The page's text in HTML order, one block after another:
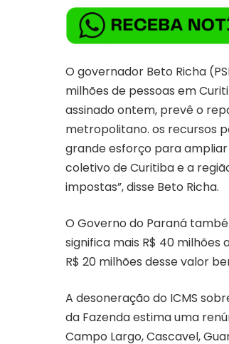
O governador Beto Richa
milhões de pessoas em
assinado ontem, prevê o
metropolitano. os recursos
grande esforço para
coletivo de Curitiba e a
impostas”, disse Beto Richa.
O Governo do Paraná
significa mais R$ 40 milhões
R$ 20 milhões desse valor
A desoneração do ICMS
da Fazenda estima uma
Campo Largo, Cascavel,